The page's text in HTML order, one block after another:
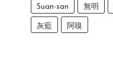
Suan-san 無明
灰藍 阿嗅